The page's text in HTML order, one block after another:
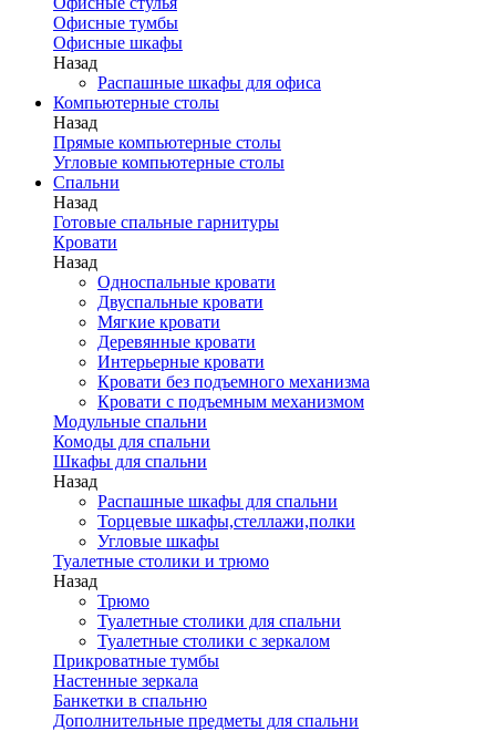
Офисные тумбы
Офисные шкафы
Назад
Распашные шкафы для офиса
Компьютерные столы
Назад
Прямые компьютерные столы
Угловые компьютерные столы
Спальни
Назад
Готовые спальные гарнитуры
Кровати
Назад
Односпальные кровати
Двуспальные кровати
Мягкие кровати
Деревянные кровати
Интерьерные кровати
Кровати без подъемного механизма
Кровати с подъемным механизмом
Модульные спальни
Комоды для спальни
Шкафы для спальни
Назад
Распашные шкафы для спальни
Торцевые шкафы,стеллажи,полки
Угловые шкафы
Туалетные столики и трюмо
Назад
Трюмо
Туалетные столики для спальни
Туалетные столики с зеркалом
Прикроватные тумбы
Настенные зеркала
Банкетки в спальню
Дополнительные предметы для спальни